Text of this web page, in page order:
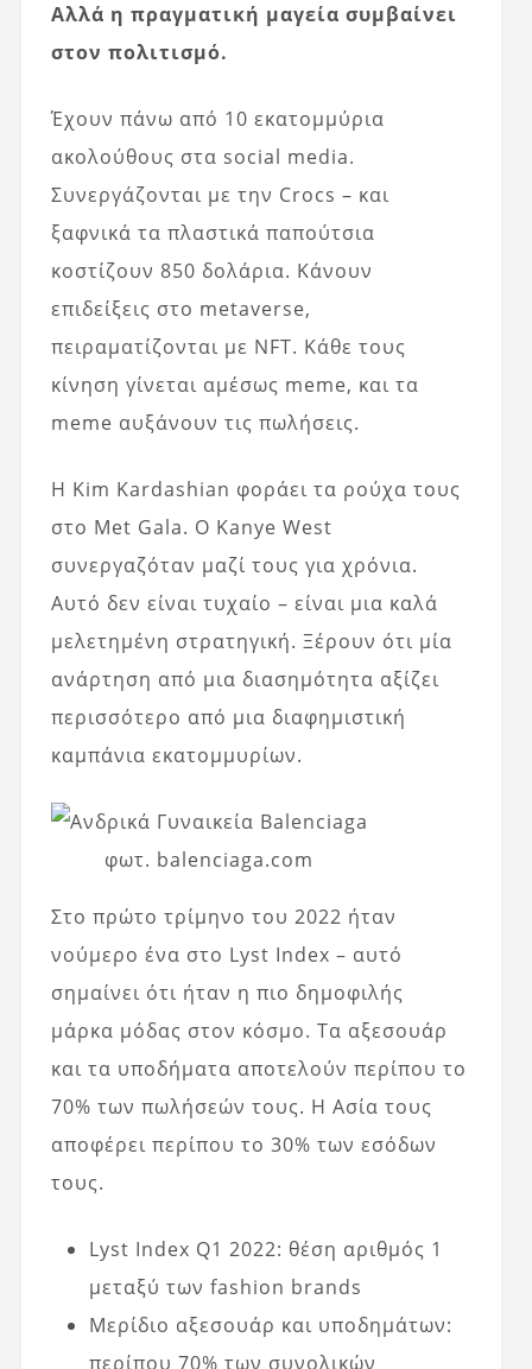
Αλλά η πραγματική μαγεία συμβαίνει
στον πολιτισμό.
Έχουν πάνω από 10 εκατομμύρια
ακολούθους στα social media.
Συνεργάζονται με την Crocs – και
ξαφνικά τα πλαστικά παπούτσια
κοστίζουν 850 δολάρια. Κάνουν
επιδείξεις στο metaverse,
πειραματίζονται με NFT. Κάθε τους
κίνηση γίνεται αμέσως meme, και τα
meme αυξάνουν τις πωλήσεις.
Η Kim Kardashian φοράει τα ρούχα τους
στο Met Gala. Ο Kanye West
συνεργαζόταν μαζί τους για χρόνια.
Αυτό δεν είναι τυχαίο – είναι μια καλά
μελετημένη στρατηγική. Ξέρουν ότι μία
ανάρτηση από μια διασημότητα αξίζει
περισσότερο από μια διαφημιστική
καμπάνια εκατομμυρίων.
φωτ. balenciaga.com
Στο πρώτο τρίμηνο του 2022 ήταν
νούμερο ένα στο Lyst Index – αυτό
σημαίνει ότι ήταν η πιο δημοφιλής
μάρκα μόδας στον κόσμο. Τα αξεσουάρ
και τα υποδήματα αποτελούν περίπου το
70% των πωλήσεών τους. Η Ασία τους
αποφέρει περίπου το 30% των εσόδων
τους.
Lyst Index Q1 2022: θέση αριθμός 1
μεταξύ των fashion brands
Μερίδιο αξεσουάρ και υποδημάτων:
περίπου 70% των συνολικών